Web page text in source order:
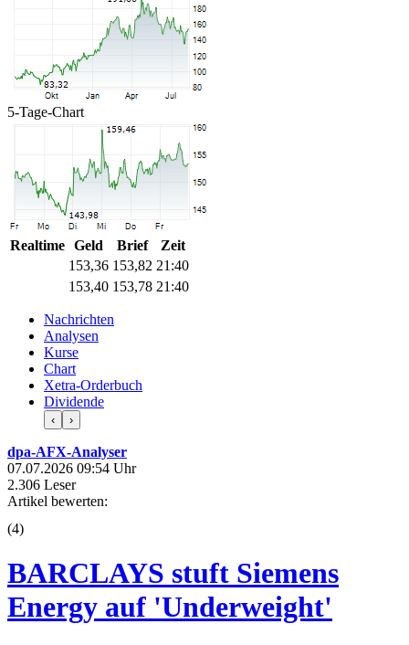
5-Tage-Chart
Realtime Geld Brief
Zeit
153,36 153,82 21:40
153,40 153,78 21:40
Nachrichten
Analysen
Kurse
Chart
Xetra-Orderbuch
Dividende
‹ ›
dpa-AFX-Analyser
07.07.2026 09:54 Uhr
2.306 Leser
Artikel bewerten:
(4)
BARCLAYS stuft Siemens
Energy auf 'Underweight'